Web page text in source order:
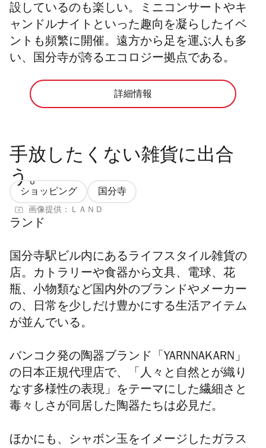
設しているのも楽しい。ミニコンサートやキ
ャンドルナイトといった趣向を凝らしたイベ
ントも頻繁に開催。遠方から足を運ぶ人も多
い、国分寺が誇るエコロジー拠点である。
詳細情報
手放したくない雑貨に出合
う。
ショッピング 国分寺
画像提供：ＬＡＮＤ
ランド
国分寺駅ビル内にあるライフスタイル雑貨の
店。カトラリーや食器から文具、電球、花
瓶、小物類など国内外のブランドやメーカー
の、日常を少しだけ豊かにする生活アイテム
が並んでいる。
バンコク発の陶器ブランド「YARNNAKARN」
の日本正規代理店で、「人々と自然とが織り
なす多様性の表現」をテーマにした繊細さと
毒々しさが同居した 陶器たちは必見だ。
ほかにも、シャボン玉をイメージしたガラス